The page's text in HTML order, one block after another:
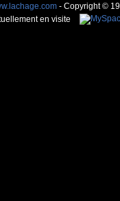
- Copyright ©
en visite